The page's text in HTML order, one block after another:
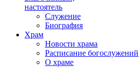
настоятель
Служение
Биография
Храм
Новости храма
Расписание богослужений
О храме